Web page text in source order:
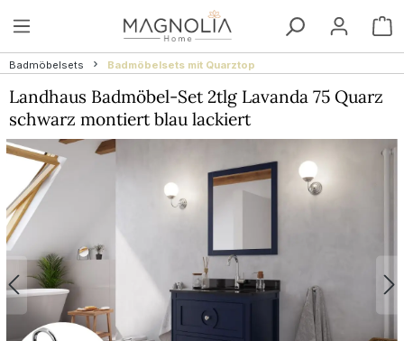
Zum Hauptinhalt springen
Badmöbelsets Badmöbelsets mit Quarztop
Landhaus Badmöbel-Set 2tlg Lavanda 75 Quarz
schwarz montiert blau lackiert
Bildergalerie überspringen